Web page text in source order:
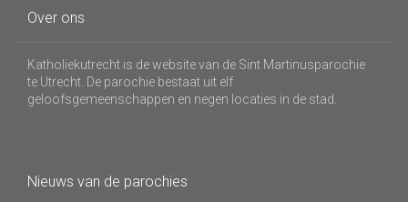
Over ons
Katholiekutrecht is de website van de Sint Martinusparochie
te Utrecht. De parochie bestaat uit elf
geloofsgemeenschappen en negen locaties in de stad.
Nieuws van de parochies